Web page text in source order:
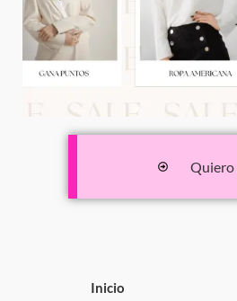
Quiero
Inicio